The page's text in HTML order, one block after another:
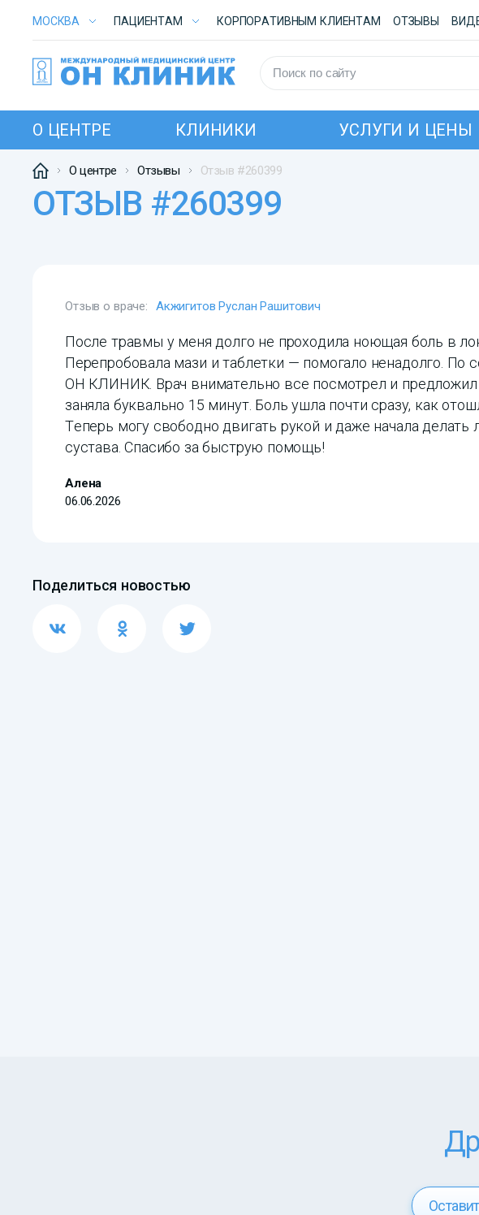
МОСКВА ПАЦИЕНТАМ КОРПОРАТИВНЫМ КЛИЕНТАМ ОТЗЫВЫ
О ЦЕНТРЕ КЛИНИКИ УСЛУГИ И ЦЕНЫ
О центре Отзывы Отзыв #260399
ОТЗЫВ #260399
Отзыв о враче: Акжигитов Руслан Рашитович
После травмы у меня долго не проходила ноющая боль в
Перепробовала мази и таблетки — помогало ненадолго. По
ОН КЛИНИК. Врач внимательно все посмотрел и предложил
заняла буквально 15 минут. Боль ушла почти сразу, как
Теперь могу свободно двигать рукой и даже начала делать
сустава. Спасибо за быструю помощь!
Алена
06.06.2026
Поделиться новостью